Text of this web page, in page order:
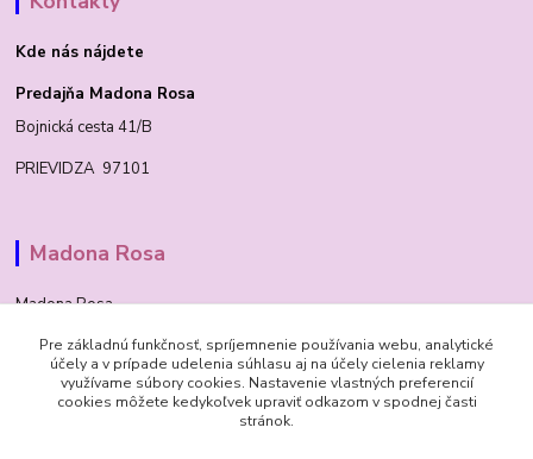
Kde nás nájdete
Predajňa Madona Rosa
Bojnická cesta 41/B
PRIEVIDZA 97101
Madona Rosa
Madona Rosa
Richard
+421 905 276 211
Pre základnú funkčnosť, spríjemnenie používania webu, analytické
účely a v prípade udelenia súhlasu aj na účely cielenia reklamy
využívame súbory cookies. Nastavenie vlastných preferencií
cookies môžete kedykoľvek upraviť odkazom v spodnej časti
stránok.